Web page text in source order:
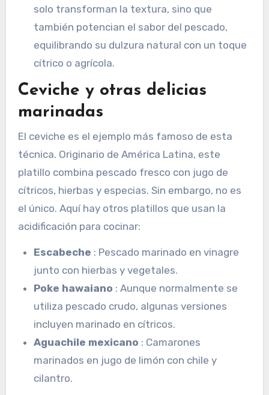
solo transforman la textura, sino que
también potencian el sabor del pescado,
equilibrando su dulzura natural con un toque
cítrico o agrícola.
Ceviche y otras delicias
marinadas
El ceviche es el ejemplo más famoso de esta
técnica. Originario de América Latina, este
platillo combina pescado fresco con jugo de
cítricos, hierbas y especias. Sin embargo, no es
el único. Aquí hay otros platillos que usan la
acidificación para cocinar:
Escabeche : Pescado marinado en vinagre
junto con hierbas y vegetales.
Poke hawaiano : Aunque normalmente se
utiliza pescado crudo, algunas versiones
incluyen marinado en cítricos.
Aguachile mexicano : Camarones
marinados en jugo de limón con chile y
cilantro.